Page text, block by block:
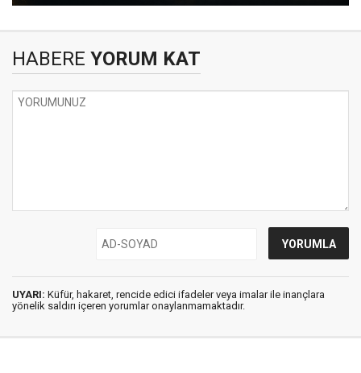
HABERE YORUM KAT
UYARI: Küfür, hakaret, rencide edici ifadeler veya imalar ile inançlara
yönelik saldırı içeren yorumlar onaylanmamaktadır.